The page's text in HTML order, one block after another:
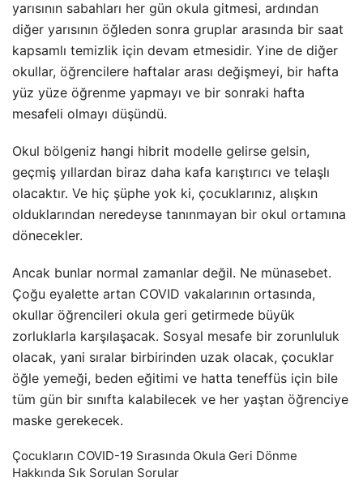
yarısının sabahları her gün okula gitmesi, ardından
diğer yarısının öğleden sonra gruplar arasında bir saat
kapsamlı temizlik için devam etmesidir. Yine de diğer
okullar, öğrencilere haftalar arası değişmeyi, bir hafta
yüz yüze öğrenme yapmayı ve bir sonraki hafta
mesafeli olmayı düşündü.
Okul bölgeniz hangi hibrit modelle gelirse gelsin,
geçmiş yıllardan biraz daha kafa karıştırıcı ve telaşlı
olacaktır. Ve hiç şüphe yok ki, çocuklarınız, alışkın
olduklarından neredeyse tanınmayan bir okul ortamına
dönecekler.
Ancak bunlar normal zamanlar değil. Ne münasebet.
Çoğu eyalette artan COVID vakalarının ortasında,
okullar öğrencileri okula geri getirmede büyük
zorluklarla karşılaşacak. Sosyal mesafe bir zorunluluk
olacak, yani sıralar birbirinden uzak olacak, çocuklar
öğle yemeği, beden eğitimi ve hatta teneffüs için bile
tüm gün bir sınıfta kalabilecek ve her yaştan öğrenciye
maske gerekecek.
Çocukların COVID-19 Sırasında Okula Geri Dönme
Hakkında Sık Sorulan Sorular